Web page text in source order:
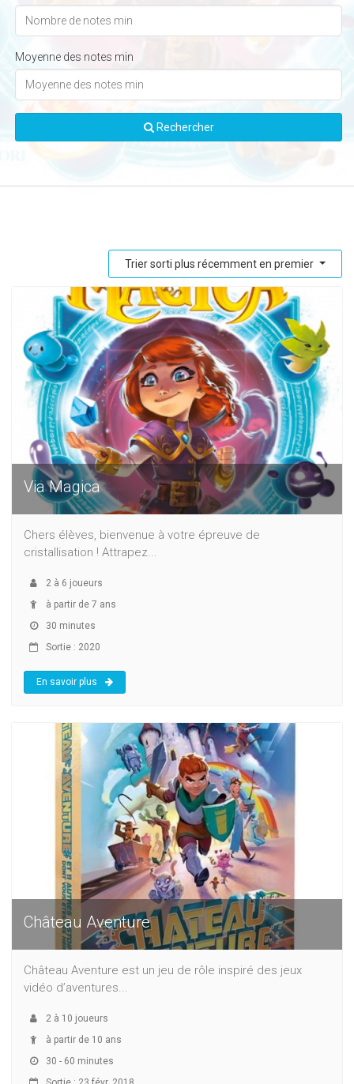
Moyenne des notes min
Rechercher
Trier sorti plus récemment en premier
Via Magica
Chers élèves, bienvenue à votre épreuve de
cristallisation ! Attrapez...
2 à 6 joueurs
à partir de 7 ans
30 minutes
Sortie : 2020
En savoir plus
Château Aventure
Château Aventure est un jeu de rôle inspiré des jeux
vidéo d’aventures...
2 à 10 joueurs
à partir de 10 ans
30 - 60 minutes